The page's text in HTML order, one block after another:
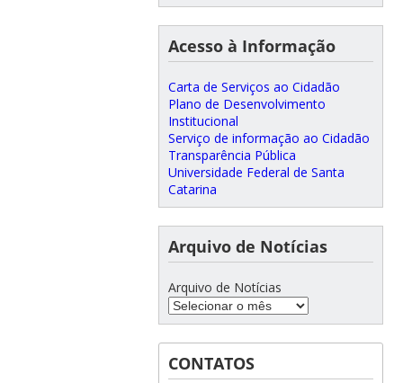
Acesso à Informação
Carta de Serviços ao Cidadão
Plano de Desenvolvimento
Institucional
Serviço de informação ao Cidadão
Transparência Pública
Universidade Federal de Santa
Catarina
Arquivo de Notícias
Arquivo de Notícias
CONTATOS